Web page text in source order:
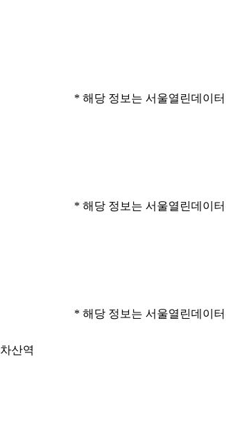
* 해당 정보는 서울열린데이터
* 해당 정보는 서울열린데이터
* 해당 정보는 서울열린데이터
산역